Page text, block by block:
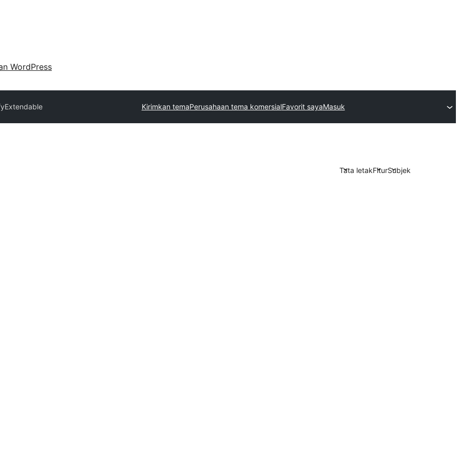
WordPress
Extendable Kirimkan temaPerusahaan tema komersialFavorit sayaMasuk
Tata letakFiturSubjek